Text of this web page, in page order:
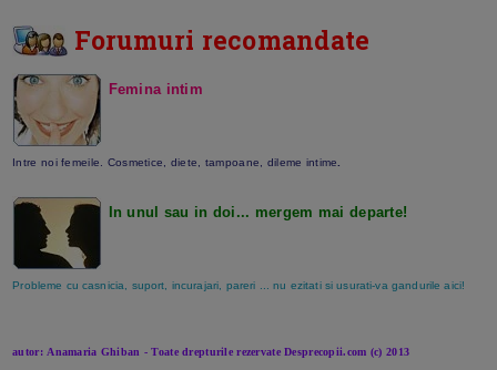
Forumuri recomandate
Femina intim
Intre noi femeile. Cosmetice, diete, tampoane, dileme intime
In unul sau in doi... mergem mai departe!
Probleme cu casnicia, suport, incurajari, pareri ... nu ezitati si usurati-va gandurile aici!
autor: Anamaria Ghiban - Toate drepturile rezervate Desprecopii.com (c) 2013